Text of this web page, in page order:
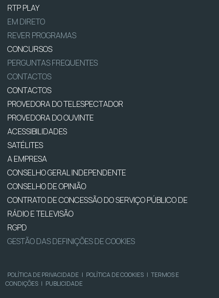
RTP PLAY
EM DIRETO
REVER PROGRAMAS
CONCURSOS
PERGUNTAS FREQUENTES
CONTACTOS
CONTACTOS
PROVEDORA DO TELESPECTADOR
PROVEDORA DO OUVINTE
ACESSIBILIDADES
SATÉLITES
A EMPRESA
CONSELHO GERAL INDEPENDENTE
CONSELHO DE OPINIÃO
CONTRATO DE CONCESSÃO DO SERVIÇO PÚBLICO DE
RÁDIO E TELEVISÃO
RGPD
GESTÃO DAS DEFINIÇÕES DE COOKIES
POLÍTICA DE PRIVACIDADE | POLÍTICA DE COOKIES | TERMOS E
CONDIÇÕES | PUBLICIDADE